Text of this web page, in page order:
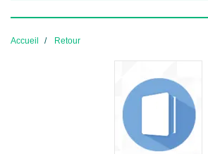
Accueil Retour